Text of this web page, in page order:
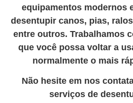
equipamentos modernos
desentupir canos, pias,
entre outros. Trabalhamos
que você possa voltar a
normalmente o mais
Não hesite em nos
serviços de